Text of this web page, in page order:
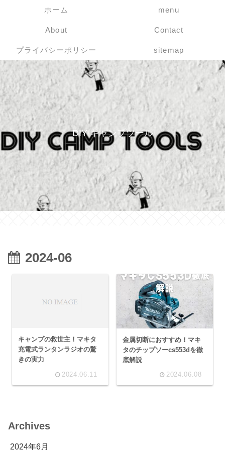
DIY キャンプツール
ホーム menu
About Contact
プライバシーポリシー sitemap
2024-06
キャンプの救世主！マキタ
充電式ランタンラジオの驚
きの実力
2024.06.11
金属切断におすすめ！マキ
タのチップソーcs553dを徹
底解説
2024.06.08
Archives
2024年6月